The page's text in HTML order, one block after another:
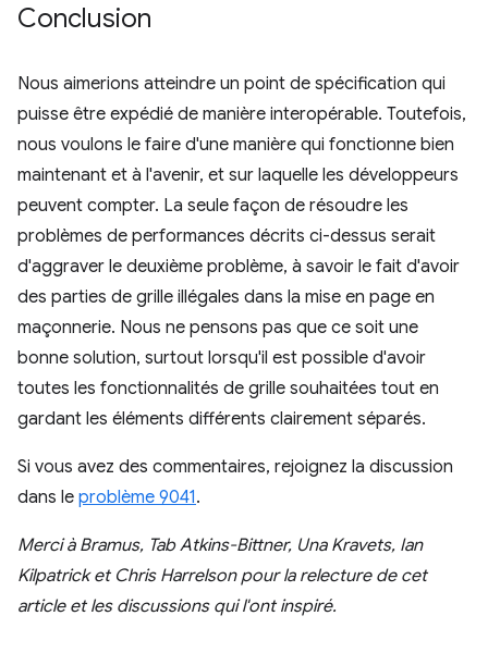
Conclusion
Nous aimerions atteindre un point de spécification qui
puisse être expédié de manière interopérable. Toutefois,
nous voulons le faire d'une manière qui fonctionne bien
maintenant et à l'avenir, et sur laquelle les développeurs
peuvent compter. La seule façon de résoudre les
problèmes de performances décrits ci-dessus serait
d'aggraver le deuxième problème, à savoir le fait d'avoir
des parties de grille illégales dans la mise en page en
maçonnerie. Nous ne pensons pas que ce soit une
bonne solution, surtout lorsqu'il est possible d'avoir
toutes les fonctionnalités de grille souhaitées tout en
gardant les éléments différents clairement séparés.
Si vous avez des commentaires, rejoignez la discussion
dans le problème 9041.
Merci à Bramus, Tab Atkins-Bittner, Una Kravets, Ian
Kilpatrick et Chris Harrelson pour la relecture de cet
article et les discussions qui l'ont inspiré.